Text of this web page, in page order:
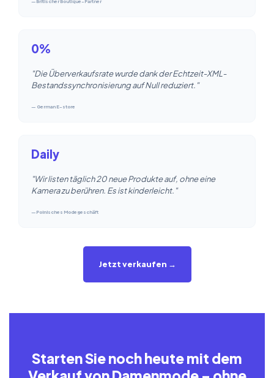
0%
"Die Überverkaufsrate wurde dank der Echtzeit-XML-
Bestandssynchronisierung auf Null reduziert."
— German E-store
Daily
"Wir listen täglich 20 neue Produkte auf, ohne eine
Kamera zu berühren. Es ist kinderleicht."
—Polnisches Modegeschäft
Jetzt verkaufen →
Starten Sie noch heute mit dem